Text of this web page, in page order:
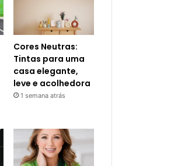
Cores Neutras:
Tintas para uma
casa elegante,
leve e acolhedora
1 semana atrás